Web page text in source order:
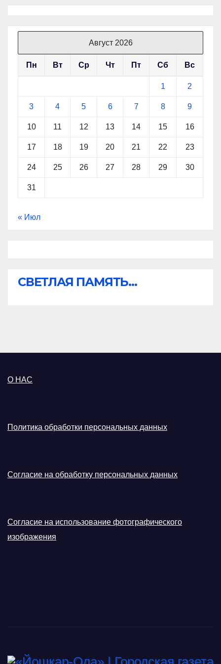
Август 2026
Пн Вт Ср Чт Пт Сб Вс
1 2
3 4 5 6 7 8 9
10 11 12 13 14 15 16
17 18 19 20 21 22 23
24 25 26 27 28 29 30
31
« Июл
СВЕТЛАЯ ПАМЯТЬ...
О НАС
Политика обработки персональных данных
Согласие на обработку персональных данных
Согласие на использование фотографического
изображения